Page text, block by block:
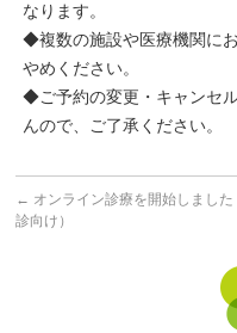
なります。
◆複数の施設や医療機関に
やめください。
◆ご予約の変更・キャンセ
んので、ご了承ください。
← オンライン診療を開始しました
診向け）